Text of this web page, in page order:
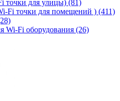
точки для улицы) (81)
Fi точки для помещений ) (411)
Wi-Fi оборудования (26)